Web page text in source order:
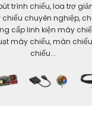
trình chiếu, loa trợ
chiếu chuyên nghiệp,
cấp linh kiện máy
máy chiếu, màn
chiếu...